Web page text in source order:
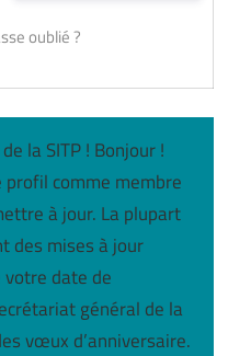
oublié ?
la SITP ! Bonjour !
comme membre
à jour. La plupart
des mises à jour
votre date de
général de la
vœux d’anniversaire.